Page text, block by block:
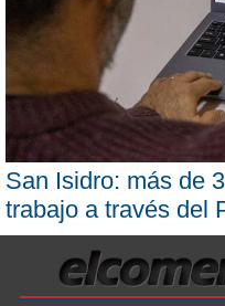
San Isidro: más de
trabajo a través del